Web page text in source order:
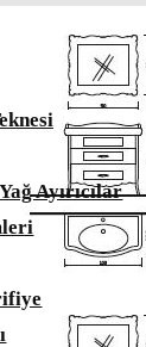
Ayırıcılar